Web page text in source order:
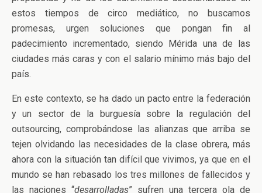
estos tiempos de circo mediático, no buscamos
promesas, urgen soluciones que pongan fin al
padecimiento incrementado, siendo Mérida una de las
ciudades más caras y con el salario mínimo más bajo del
país.
En este contexto, se ha dado un pacto entre la federación
y un sector de la burguesía sobre la regulación del
outsourcing, comprobándose las alianzas que arriba se
tejen olvidando las necesidades de la clase obrera, más
ahora con la situación tan difícil que vivimos, ya que en el
mundo se han rebasado los tres millones de fallecidos y
las naciones “desarrolladas” sufren una tercera ola de